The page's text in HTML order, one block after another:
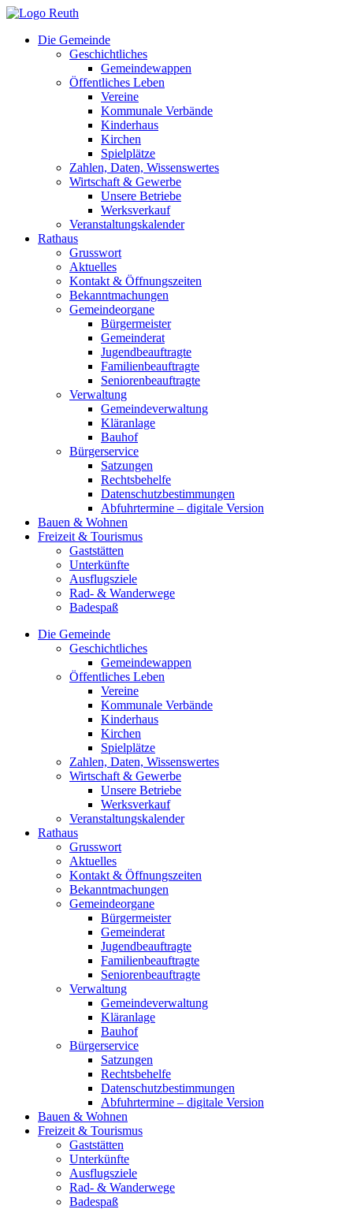
Zum
springenDie Gemeinde
Geschichtliches
Gemeindewappen
Öffentliches Leben
Vereine
Kommunale Verbände
Kinderhaus
Kirchen
Spielplätze
Zahlen, Daten, Wissenswertes
Wirtschaft & Gewerbe
Unsere Betriebe
Werksverkauf
Veranstaltungskalender
Rathaus
Grusswort
Aktuelles
Kontakt & Öffnungszeiten
Bekanntmachungen
Gemeindeorgane
Bürgermeister
Gemeinderat
Jugendbeauftragte
Familienbeauftragte
Seniorenbeauftragte
Verwaltung
Gemeindeverwaltung
Kläranlage
Bauhof
Bürgerservice
Satzungen
Rechtsbehelfe
Datenschutzbestimmungen
Abfuhrtermine – digitale Version
Bauen & Wohnen
Freizeit & Tourismus
Gaststätten
Unterkünfte
Ausflugsziele
Rad- & Wanderwege
Badespaß
Die Gemeinde
Geschichtliches
Gemeindewappen
Öffentliches Leben
Vereine
Kommunale Verbände
Kinderhaus
Kirchen
Spielplätze
Zahlen, Daten, Wissenswertes
Wirtschaft & Gewerbe
Unsere Betriebe
Werksverkauf
Veranstaltungskalender
Rathaus
Grusswort
Aktuelles
Kontakt & Öffnungszeiten
Bekanntmachungen
Gemeindeorgane
Bürgermeister
Gemeinderat
Jugendbeauftragte
Familienbeauftragte
Seniorenbeauftragte
Verwaltung
Gemeindeverwaltung
Kläranlage
Bauhof
Bürgerservice
Satzungen
Rechtsbehelfe
Datenschutzbestimmungen
Abfuhrtermine – digitale Version
Bauen & Wohnen
Freizeit & Tourismus
Gaststätten
Unterkünfte
Ausflugsziele
Rad- & Wanderwege
Badespaß